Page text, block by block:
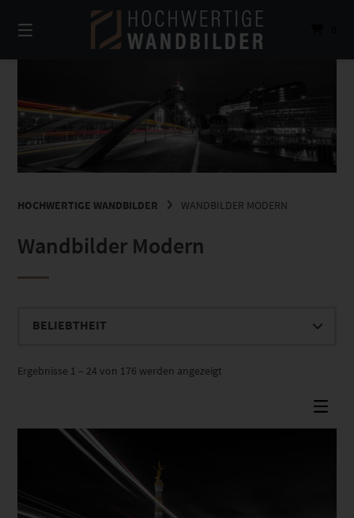
zum
Inhalt
HOCHWERTIGE WANDBILDER WANDBILDER MODERN
Wandbilder Modern
Ergebnisse 1 – 24 von 176 werden angezeigt